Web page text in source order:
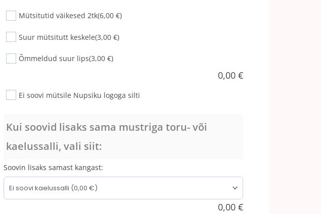
Mütsitutid väikesed 2tk(6,00 €)
Suur mütsitutt keskele(3,00 €)
Õmmeldud suur lips(3,00 €)
0,00 €
Ei soovi mütsile Nupsiku logoga silti
Kui soovid lisaks sama mustriga toru- või
kaelussalli, vali siit:
Soovin lisaks samast kangast:
0,00 €